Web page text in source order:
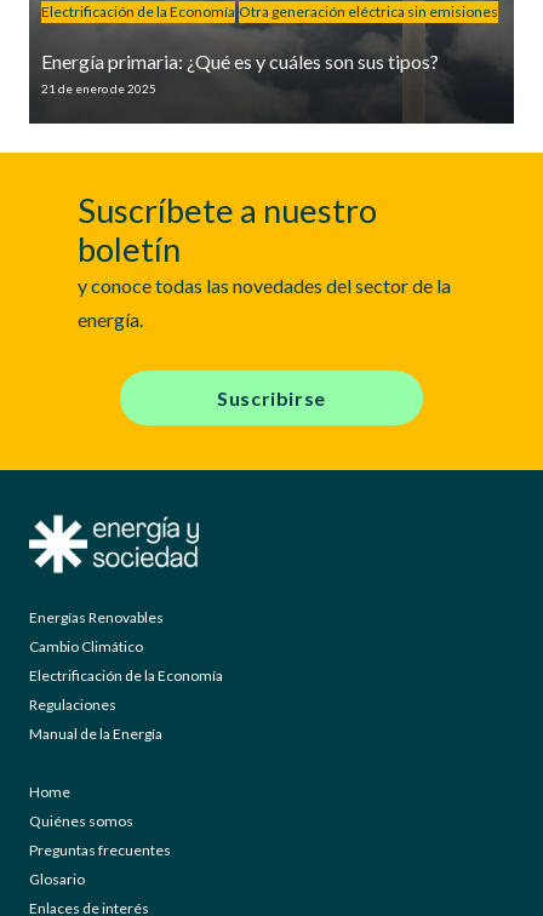
Electrificación de la Economía Otra generación eléctrica sin emisiones
Energía primaria: ¿Qué es y cuáles son sus tipos?
21 de enero de 2025
Suscríbete a nuestro
boletín
y conoce todas las novedades del sector de la
energía.
Suscribirse
Energías Renovables
Cambio Climático
Electrificación de la Economía
Regulaciones
Manual de la Energía
Home
Quiénes somos
Preguntas frecuentes
Glosario
Enlaces de interés